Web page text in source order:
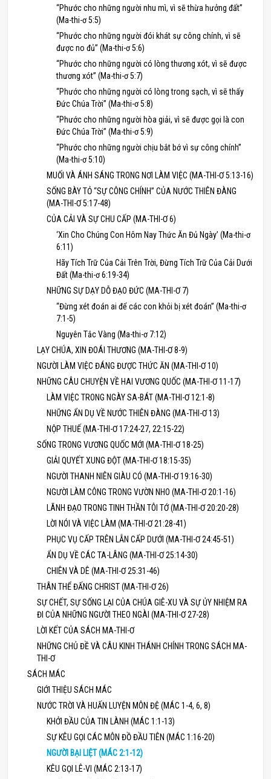
“Phước cho những người nhu mì, vì sẽ thừa hưởng đất”
(Ma-thi-ơ 5:5)
“Phước cho những người đói khát sự công chính, vì sẽ
được no đủ” (Ma-thi-ơ 5:6)
“Phước cho những người có lòng thương xót, vì sẽ được
thương xót” (Ma-thi-ơ 5:7)
“Phước cho những người có lòng trong sạch, vì sẽ thấy
Đức Chúa Trời” (Ma-thi-ơ 5:8)
“Phước cho những người hòa giải, vì sẽ được gọi là con
Đức Chúa Trời” (Ma-thi-ơ 5:9)
“Phước cho những người chịu bắt bớ vì sự công chính”
(Ma-thi-ơ 5:10)
MUỐI VÀ ÁNH SÁNG TRONG NƠI LÀM VIỆC (MA-THI-Ơ 5:13-16)
SỐNG BÀY TỎ “SỰ CÔNG CHÍNH” CỦA NƯỚC THIÊN ĐÀNG
(MA-THI-Ơ 5:17-48)
CỦA CẢI VÀ SỰ CHU CẤP (MA-THI-Ơ 6)
‘Xin Cho Chúng Con Hôm Nay Thức Ăn Đủ Ngày’ (Ma-thi-ơ
6:11)
Hãy Tích Trữ Của Cải Trên Trời, Đừng Tích Trữ Của Cải Dưới
Đất (Ma-thi-ơ 6:19-34)
NHỮNG SỰ DẠY DỖ ĐẠO ĐỨC (MA-THI-Ơ 7)
“Đừng xét đoán ai để các con khỏi bị xét đoán” (Ma-thi-ơ
7:1-5)
Nguyên Tắc Vàng (Ma-thi-ơ 7:12)
LẠY CHÚA, XIN ĐOÁI THƯƠNG (MA-THI-Ơ 8-9)
NGƯỜI LÀM VIỆC ĐÁNG ĐƯỢC THỨC ĂN (MA-THI-Ơ 10)
NHỮNG CÂU CHUYỆN VỀ HAI VƯƠNG QUỐC (MA-THI-Ơ 11-17)
LÀM VIỆC TRONG NGÀY SA-BÁT (MA-THI-Ơ 12:1-8)
NHỮNG ẨN DỤ VỀ NƯỚC THIÊN ĐÀNG (MA-THI-Ơ 13)
NỘP THUẾ (MA-THI-Ơ 17:24-27, 22:15-22)
SỐNG TRONG VƯƠNG QUỐC MỚI (MA-THI-Ơ 18-25)
GIẢI QUYẾT XUNG ĐỘT (MA-THI-Ơ 18:15-35)
NGƯỜI THANH NIÊN GIÀU CÓ (MA-THI-Ơ 19:16-30)
NGƯỜI LÀM CÔNG TRONG VƯỜN NHO (MA-THI-Ơ 20:1-16)
LÃNH ĐẠO TRONG TINH THẦN TÔI TỚ (MA-THI-Ơ 20:20-28)
LỜI NÓI VÀ VIỆC LÀM (MA-THI-Ơ 21:28-41)
PHỤC VỤ CẤP TRÊN LẪN CẤP DƯỚI (MA-THI-Ơ 24:45-51)
ẨN DỤ VỀ CÁC TA-LÂNG (MA-THI-Ơ 25:14-30)
CHIÊN VÀ DÊ (MA-THI-Ơ 25:31-46)
THÂN THỂ ĐẤNG CHRIST (MA-THI-Ơ 26)
SỰ CHẾT, SỰ SỐNG LẠI CỦA CHÚA GIÊ-XU VÀ SỰ ỦY NHIỆM RA
ĐI CỦA NHỮNG NGƯỜI THEO NGÀI (MA-THI-Ơ 27-28)
LỜI KẾT CỦA SÁCH MA-THI-Ơ
NHỮNG CHỦ ĐỀ VÀ CÂU KINH THÁNH CHÍNH TRONG SÁCH MA-
THI-Ơ
SÁCH MÁC
GIỚI THIỆU SÁCH MÁC
NƯỚC TRỜI VÀ HUẤN LUYỆN MÔN ĐỆ (MÁC 1-4, 6, 8)
KHỞI ĐẦU CỦA TIN LÀNH (MÁC 1:1-13)
SỰ KÊU GỌI CÁC MÔN ĐỒ ĐẦU TIÊN (MÁC 1:16-20)
NGƯỜI BẠI LIỆT (MÁC 2:1-12)
KÊU GỌI LÊ-VI (MÁC 2:13-17)